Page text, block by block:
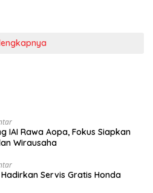
IAI Rawa Aopa, Fokus Siapkan
Wirausaha
Servis Gratis Honda